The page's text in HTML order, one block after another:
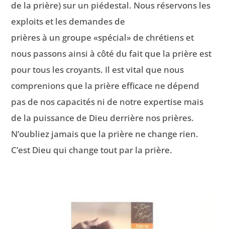
de la prière) sur un piédestal. Nous réservons les
exploits et les demandes de
prières à un groupe «spécial» de chrétiens et
nous passons ainsi à côté du fait que la prière est
pour tous les croyants. Il est vital que nous
comprenions que la prière efficace ne dépend
pas de nos capacités ni de notre expertise mais
de la puissance de Dieu derrière nos prières.
N’oubliez jamais que la prière ne change rien.
C’est Dieu qui change tout par la prière.